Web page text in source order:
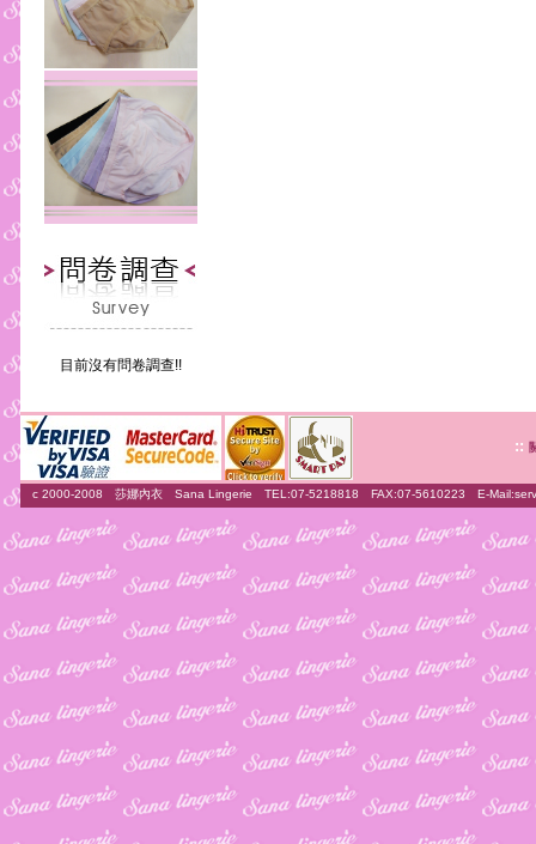
目前沒有問卷調查!!
::
c 2000-2008 莎娜內衣 Sana Lingerie TEL:07-5218818 FAX:07-5610223 E-Mail: